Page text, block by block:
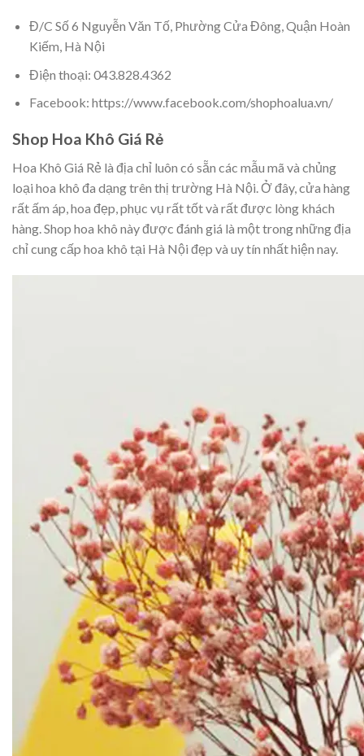
Đ/C Số 6 Nguyễn Văn Tố, Phường Cửa Đông, Quận Hoàn
Kiếm, Hà Nội
Điện thoại: 043.828.4362
Facebook: https://www.facebook.com/shophoalua.vn/
Shop Hoa Khô Giá Rẻ
Hoa Khô Giá Rẻ là địa chỉ luôn có sẵn các mẫu mã và chủng
loại hoa khô đa dạng trên thị trường Hà Nội. Ở đây, cửa hàng
rất ấm áp, hoa đẹp, phục vụ rất tốt và rất được lòng khách
hàng. Shop hoa khô này được đánh giá là một trong những địa
chỉ cung cấp hoa khô tại Hà Nội đẹp và uy tín nhất hiện nay.